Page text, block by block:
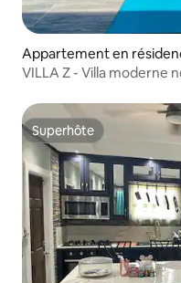
Appartement en
VILLA Z - Villa moderne
Superhôte
Superhôte